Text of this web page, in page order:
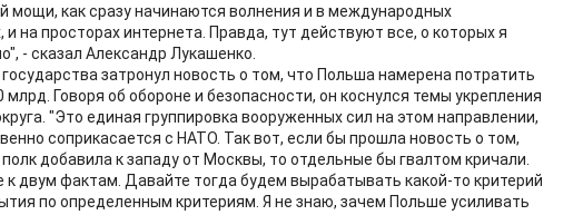
мощи, как сразу начинаются волнения и в международных
и на просторах интернета. Правда, тут действуют все, о которых я
- сказал Александр Лукашенко.
государства затронул новость о том, что Польша намерена потратить
млрд. Говоря об обороне и безопасности, он коснулся темы укрепления
"Это единая группировка вооруженных сил на этом направлении,
соприкасается с НАТО. Так вот, если бы прошла новость о том,
добавила к западу от Москвы, то отдельные бы гвалтом кричали.
к двум фактам. Давайте тогда будем вырабатывать какой-то критерий
по определенным критериям. Я не знаю, зачем Польше усиливать